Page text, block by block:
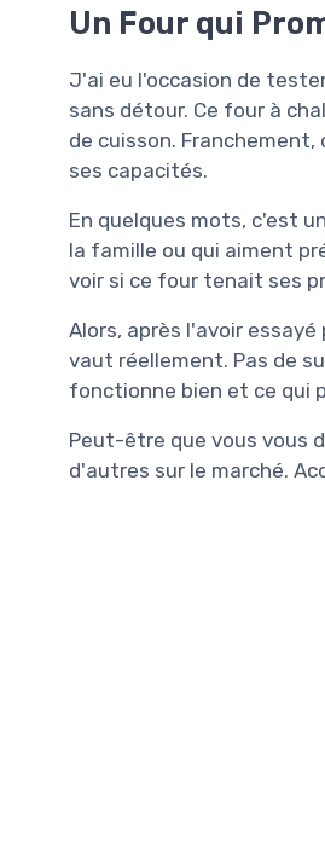
Un Four qui
J'ai eu l'occasion de
sans détour. Ce four à
de cuisson.
ses capacités.
En quelques mots, c'est
la famille ou qui aiment
voir si ce four tenait ses
Alors, après l'avoir
vaut réellement. Pas de
fonctionne bien et ce qui
Peut-être que vous vous
d'autres sur le marché.